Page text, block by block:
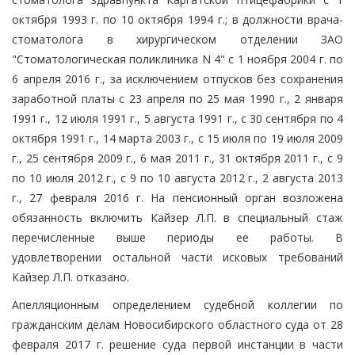
октября 1993 г. по 10 октября 1994 г.; в должности врача-
стоматолога в хирургическом отделении ЗАО
"Стоматологическая поликлиника N 4" с 1 ноября 2004 г. по
6 апреля 2016 г., за исключением отпусков без сохранения
заработной платы с 23 апреля по 25 мая 1990 г., 2 января
1991 г., 12 июля 1991 г., 5 августа 1991 г., с 30 сентября по 4
октября 1991 г., 14 марта 2003 г., с 15 июля по 19 июля 2009
г., 25 сентября 2009 г., 6 мая 2011 г., 31 октября 2011 г., с 9
по 10 июля 2012 г., с 9 по 10 августа 2012 г., 2 августа 2013
г., 27 февраля 2016 г. На пенсионный орган возложена
обязанность включить Кайзер Л.П. в специальный стаж
перечисленные выше периоды ее работы. В
удовлетворении остальной части исковых требований
Кайзер Л.П. отказано.
Апелляционным определением судебной коллегии по
гражданским делам Новосибирского областного суда от 28
февраля 2017 г. решение суда первой инстанции в части